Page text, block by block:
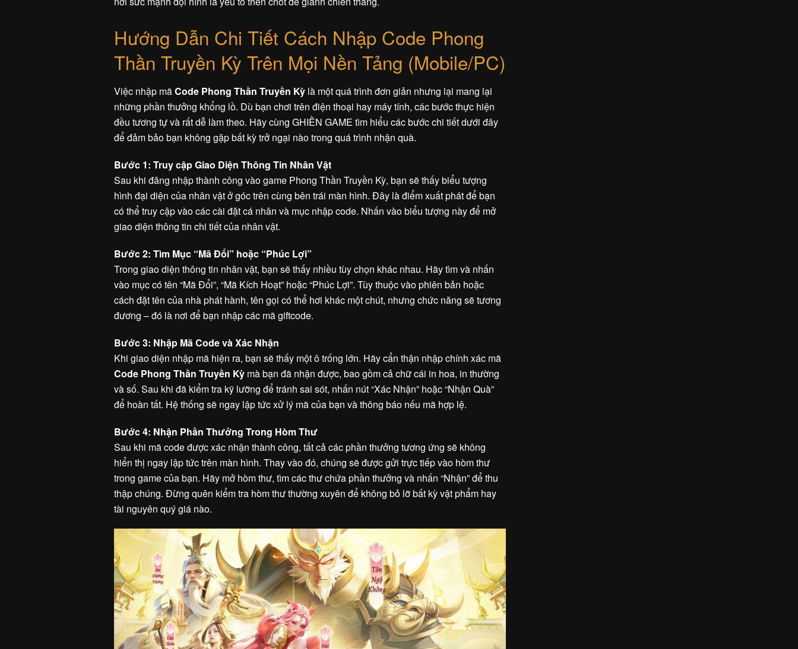
Hướng Dẫn Chi Tiết Cách Nhập Code Phong
Thần Truyền Kỳ Trên Mọi Nền Tảng (Mobile/PC)
Việc nhập mãCode Phong Thần Truyền Kỳ là một quá trình đơn giản nhưng lại mang lại
những phần thưởng khổng lồ. Dù bạn chơi trên điện thoại hay máy tính, các bước thực hiện
đều tương tự và rất dễ làm theo. Hãy cùng GHIỀN GAME tìm hiểu các bước chi tiết dưới đây
để đảm bảo bạn không gặp bất kỳ trở ngại nào trong quá trình nhận quà.
Bước 1: Truy cập Giao Diện Thông Tin Nhân Vật
Sau khi đăng nhập thành công vào game Phong Thần Truyền Kỳ, bạn sẽ thấy biểu tượng
hình đại diện của nhân vật ở góc trên cùng bên trái màn hình. Đây là điểm xuất phát để bạn
có thể truy cập vào các cài đặt cá nhân và mục nhập code. Nhấn vào biểu tượng này để mở
giao diện thông tin chi tiết của nhân vật.
Bước 2: Tìm Mục “Mã Đổi” hoặc “Phúc Lợi”
Trong giao diện thông tin nhân vật, bạn sẽ thấy nhiều tùy chọn khác nhau. Hãy tìm và nhấn
vào mục có tên “Mã Đổi”, “Mã Kích Hoạt” hoặc “Phúc Lợi”. Tùy thuộc vào phiên bản hoặc
cách đặt tên của nhà phát hành, tên gọi có thể hơi khác một chút, nhưng chức năng sẽ tương
đương – đó là nơi để bạn nhập các mã giftcode.
Bước 3: Nhập Mã Code và Xác Nhận
Khi giao diện nhập mã hiện ra, bạn sẽ thấy một ô trống lớn. Hãy cẩn thận nhập chính xác mã
Code Phong Thần Truyền Kỳ mà bạn đã nhận được, bao gồm cả chữ cái in hoa, in thường
và số. Sau khi đã kiểm tra kỹ lưỡng để tránh sai sót, nhấn nút “Xác Nhận” hoặc “Nhận Quà”
để hoàn tất. Hệ thống sẽ ngay lập tức xử lý mã của bạn và thông báo nếu mã hợp lệ.
Bước 4: Nhận Phần Thưởng Trong Hòm Thư
Sau khi mã code được xác nhận thành công, tất cả các phần thưởng tương ứng sẽ không
hiển thị ngay lập tức trên màn hình. Thay vào đó, chúng sẽ được gửi trực tiếp vào hòm thư
trong game của bạn. Hãy mở hòm thư, tìm các thư chứa phần thưởng và nhấn “Nhận” để thu
thập chúng. Đừng quên kiểm tra hòm thư thường xuyên để không bỏ lỡ bất kỳ vật phẩm hay
tài nguyên quý giá nào.